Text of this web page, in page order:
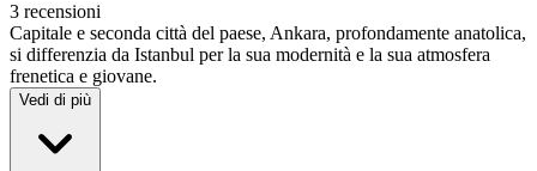
3 recensioni
Capitale e seconda città del paese, Ankara, profondamente anatolica,
si differenzia da Istanbul per la sua modernità e la sua atmosfera
frenetica e giovane.
Vedi di più